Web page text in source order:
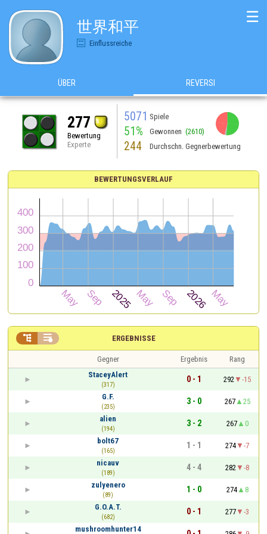
世界和平
Einflussreiche
☰
ÜBER REVERSI
277
Bewertung
Experte
5071 Spiele
51% Gewonnen (2610)
244 Durchschn. Gegnerbewertung
BEWERTUNGSVERLAUF
ERGEBNISSE
 
Gegner Ergebnis
Rang
StaceyAlert
(317)
0 - 1 292
-15
G.F.
(235)
3 - 0 267
25
alien
(194)
3 - 2 267
0
bolt67
(165)
1 - 1 274
-7
nicauv
(189)
4 - 4 282
-8
zulyenero
(89)
1 - 0 274
8
G.O.A.T.
(682)
0 - 1 277
-3
mushroomhunter14